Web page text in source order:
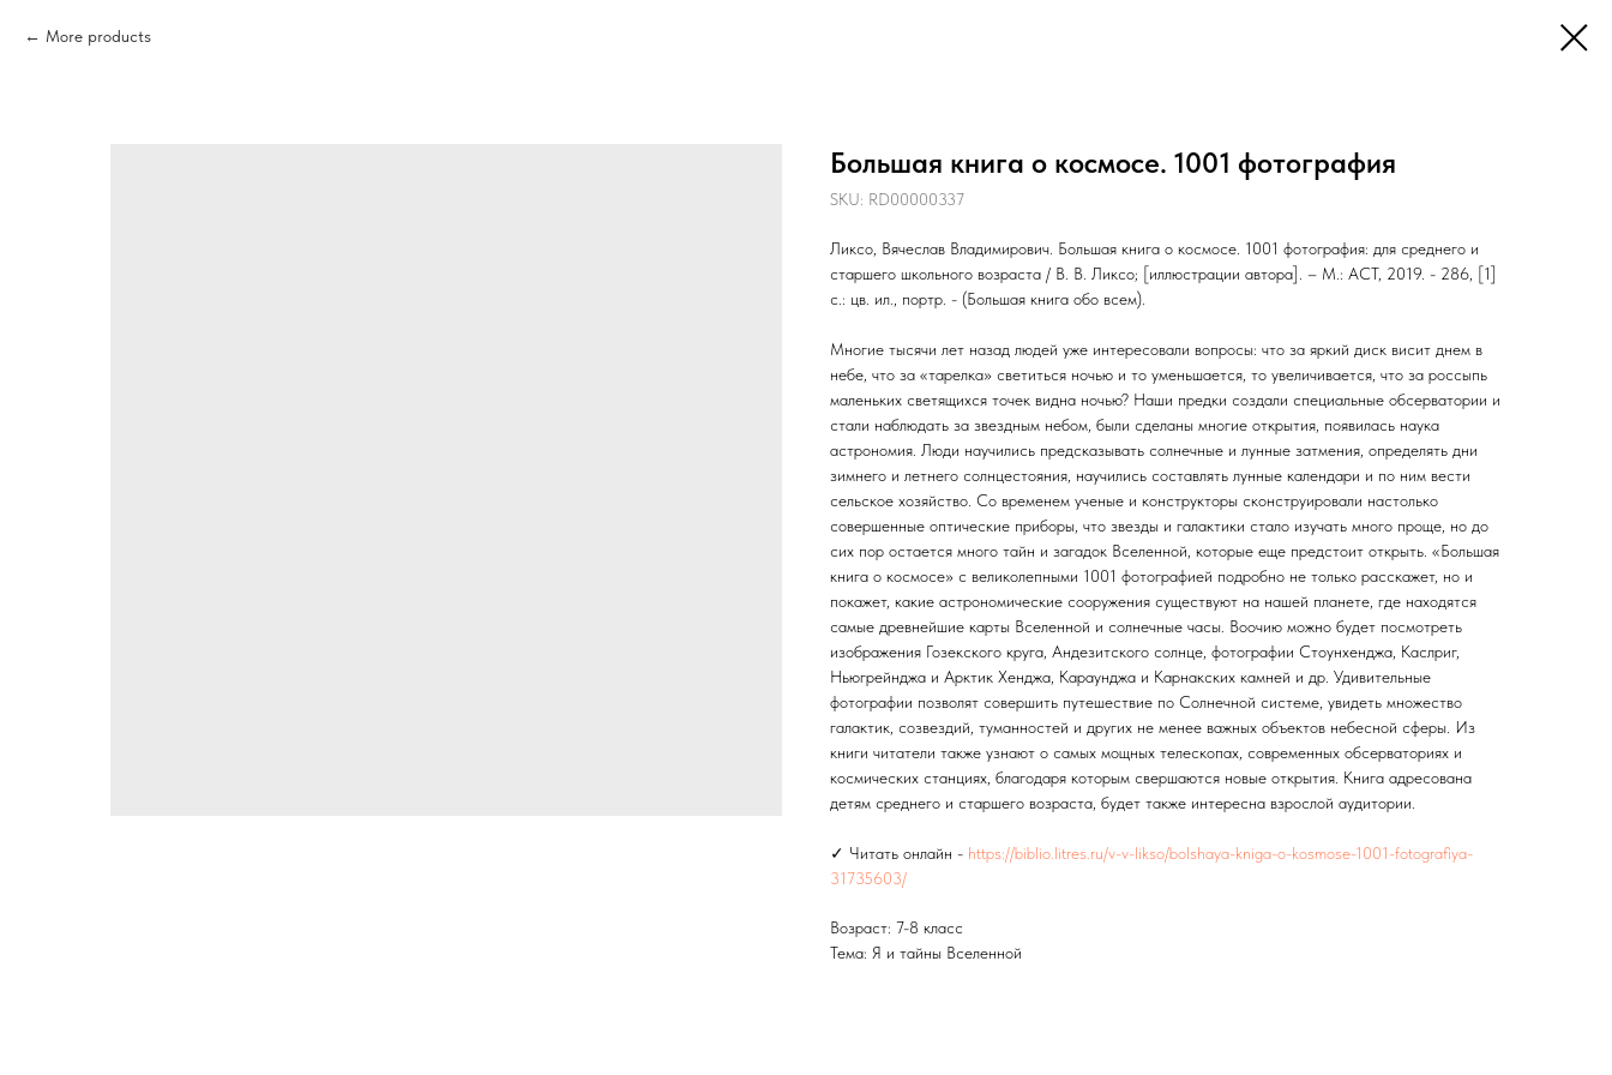
More products
Большая книга о космосе. 1001 фотография
SKU: RD00000337
Ликсо, Вячеслав Владимирович. Большая книга о космосе. 1001 фотография: для среднего и
старшего школьного возраста / В. В. Ликсо; [иллюстрации автора]. – М.: АСТ, 2019. - 286, [1]
с.: цв. ил., портр. - (Большая книга обо всем).
Многие тысячи лет назад людей уже интересовали вопросы: что за яркий диск висит днем в
небе, что за «тарелка» светиться ночью и то уменьшается, то увеличивается, что за россыпь
маленьких светящихся точек видна ночью? Наши предки создали специальные обсерватории и
стали наблюдать за звездным небом, были сделаны многие открытия, появилась наука
астрономия. Люди научились предсказывать солнечные и лунные затмения, определять дни
зимнего и летнего солнцестояния, научились составлять лунные календари и по ним вести
сельское хозяйство. Со временем ученые и конструкторы сконструировали настолько
совершенные оптические приборы, что звезды и галактики стало изучать много проще, но до
сих пор остается много тайн и загадок Вселенной, которые еще предстоит открыть. «Большая
книга о космосе» с великолепными 1001 фотографией подробно не только расскажет, но и
покажет, какие астрономические сооружения существуют на нашей планете, где находятся
самые древнейшие карты Вселенной и солнечные часы. Воочию можно будет посмотреть
изображения Гозекского круга, Андезитского солнце, фотографии Стоунхенджа, Каслриг,
Ньюгрейнджа и Арктик Хенджа, Караунджа и Карнакских камней и др. Удивительные
фотографии позволят совершить путешествие по Солнечной системе, увидеть множество
галактик, созвездий, туманностей и других не менее важных объектов небесной сферы. Из
книги читатели также узнают о самых мощных телескопах, современных обсерваториях и
космических станциях, благодаря которым свершаются новые открытия. Книга адресована
детям среднего и старшего возраста, будет также интересна взрослой аудитории.
✓ Читать онлайн - https://biblio.litres.ru/v-v-likso/bolshaya-kniga-o-kosmose-1001-fotografiya-
31735603/
Возраст: 7-8 класс
Тема: Я и тайны Вселенной